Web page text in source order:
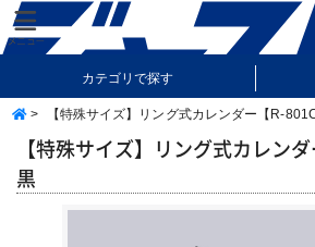
カテゴリで探す
納期・送料について
> 【特殊サイズ】リング式カレンダー【R-
【特殊サイズ】リング式カレンダ
黒